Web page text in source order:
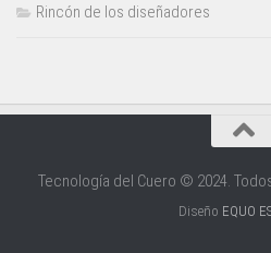
Rincón de los diseñadores
Tecnología del Cuero © 2024.
Diseño EQUO